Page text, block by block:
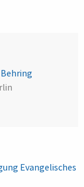
Evangelisches